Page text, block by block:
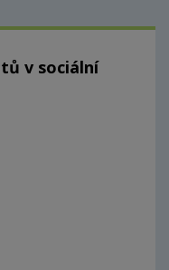
v sociální